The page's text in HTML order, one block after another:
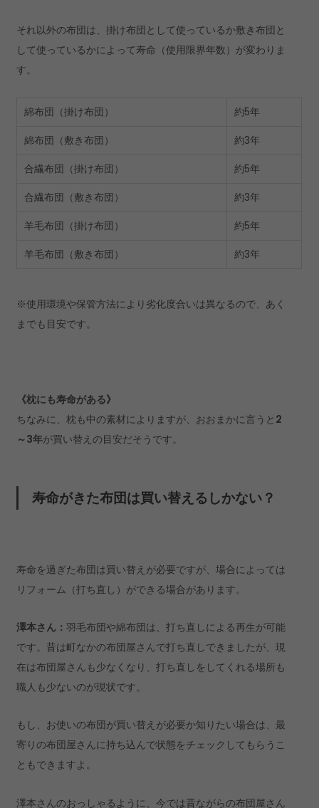
それ以外の布団は、掛け布団として使っているか敷き布団と
して使っているかによって寿命（使用限界年数）が変わりま
す。
綿布団（掛け布団）
約5年
綿布団（敷き布団）
約3年
合繊布団（掛け布団）
約5年
合繊布団（敷き布団）
約3年
羊毛布団（掛け布団）
約5年
羊毛布団（敷き布団）
約3年
※使用環境や保管方法により劣化度合いは異なるので、あく
までも目安です。
《枕にも寿命がある》
ちなみに、枕も中の素材によりますが、おおまかに言うと 2
～3年が買い替えの目安だそうです。
寿命がきた布団は買い替えるしかない？
寿命を過ぎた布団は買い替えが必要ですが、場合によっては
リフォーム（打ち直し）ができる場合があります。
澤本さん ：羽毛布団や綿布団は、打ち直しによる再生が可能
です。昔は町なかの布団屋さんで打ち直しできましたが、現
在は布団屋さんも少なくなり、打ち直しをしてくれる場所も
職人も少ないのが現状です。
もし、お使いの布団が買い替えが必要か知りたい場合は、最
寄りの布団屋さんに持ち込んで状態をチェックしてもらうこ
ともできますよ。
澤本さんのおっしゃるように、今では昔ながらの布団屋さん